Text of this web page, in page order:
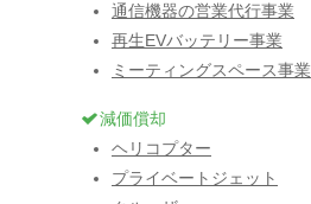
通信機器の営業代行事業
再生EVバッテリー事業
ミーティングスペース事業
減価償却
ヘリコプター
プライベートジェット